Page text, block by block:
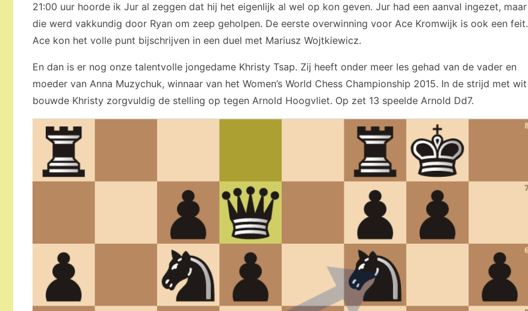
21:00 uur hoorde ik Jur al zeggen dat hij het eigenlijk al wel op kon geven. Jur had een aanval ingezet, maar
die werd vakkundig door Ryan om zeep geholpen. De eerste overwinning voor Ace Kromwijk is ook een feit.
Ace kon het volle punt bijschrijven in een duel met Mariusz Wojtkiewicz.
En dan is er nog onze talentvolle jongedame Khristy Tsap. Zij heeft onder meer les gehad van de vader en
moeder van Anna Muzychuk, winnaar van het Women’s World Chess Championship 2015. In de strijd met wit
bouwde Khristy zorgvuldig de stelling op tegen Arnold Hoogvliet. Op zet 13 speelde Arnold Dd7.